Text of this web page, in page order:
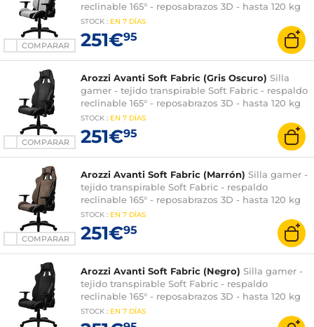
COMPARAR
reclinable 165° - reposabrazos 3D - hasta 120 kg
STOCK : EN 7 DÍAS
251€95
COMPARAR
Arozzi Avanti Soft Fabric (Gris Oscuro) Silla
gamer - tejido transpirable Soft Fabric - respaldo
reclinable 165° - reposabrazos 3D - hasta 120 kg
STOCK : EN 7 DÍAS
251€95
COMPARAR
Arozzi Avanti Soft Fabric (Marrón) Silla gamer -
tejido transpirable Soft Fabric - respaldo
reclinable 165° - reposabrazos 3D - hasta 120 kg
STOCK : EN 7 DÍAS
251€95
Arozzi Avanti Soft Fabric (Negro) Silla gamer -
tejido transpirable Soft Fabric - respaldo
reclinable 165° - reposabrazos 3D - hasta 120 kg
STOCK : EN 7 DÍAS